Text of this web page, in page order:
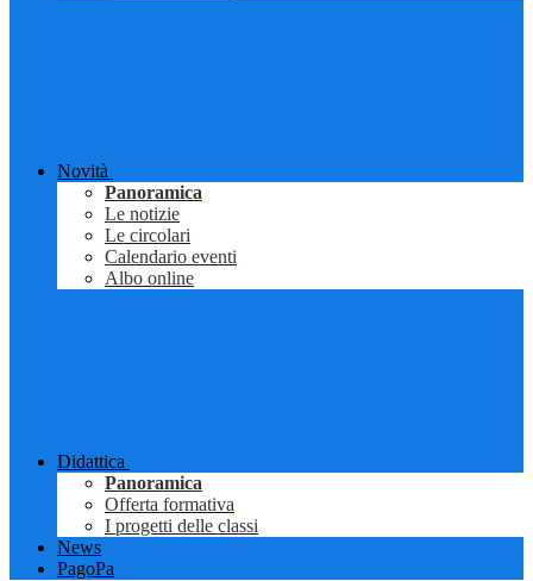
Novità
Panoramica
Le notizie
Le circolari
Calendario eventi
Albo online
Didattica
Panoramica
Offerta formativa
I progetti delle classi
News
PagoPa